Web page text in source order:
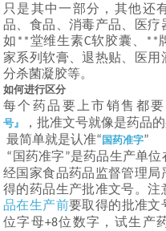
只是其中一部分，其他还
品、食品、消毒产品、医疗
如 **堂维生素C软胶囊、 **
家系列软膏、退热贴、医用
分杀菌凝胶等。
如何进行区分
每个药品要上市销售都
号』
，批准文号就像是药品的
最简单就是认准“ 国药准字”
“ 国药准字”是药品生产单位
经国家食品药品监督管理局
得的药品生产批准文号。注
品在生产前要取得的批准文
位字母+8位数字，试生产